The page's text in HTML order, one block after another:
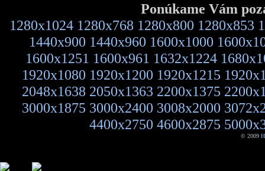
Ponúkame Vám
1280x1024 1280x768 1280x800 1280x853
1440x900 1440x960 1600x1000
1600x1251 1600x961 1632x1224
1920x1080 1920x1200 1920x1215
2048x1638 2050x1363 2200x1375
3000x1875 3000x2400 3008x2000
4400x2750 4600x2875
© 2009